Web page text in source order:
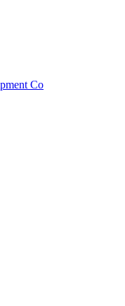
Co